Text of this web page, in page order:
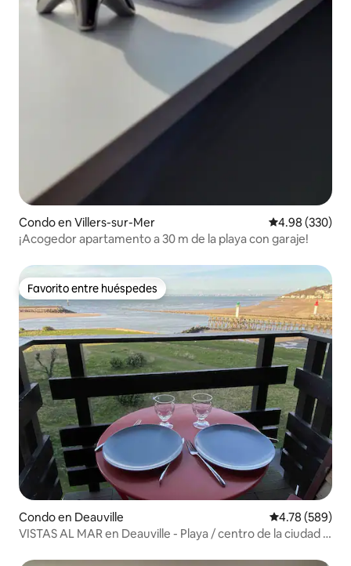
Condo en Villers-sur-Mer Calificación
4.98 (330)
¡Acogedor apartamento a 30 m de la playa con garaje!
Favorito entre huéspedes
Favorito entre huéspedes
Condo en Deauville Calificación
4.78 (589)
VISTAS AL MAR en Deauville - Playa / centro de la ciudad a